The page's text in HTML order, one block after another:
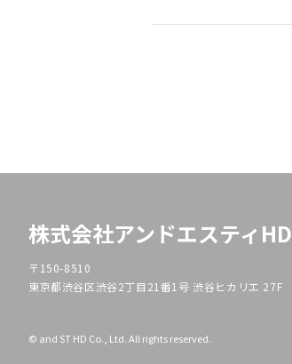
株式会社アンドエスティHD
〒150-8510
東京都渋谷区渋谷2丁目21番1号 渋谷ヒカリエ 27F
© and ST HD Co., Ltd. All rights reserved.